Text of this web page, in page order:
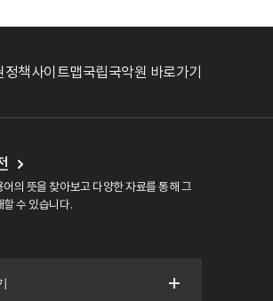
정책사이트맵국립국악원 바로가기
어의 뜻을 찾아보고 다양한 자료를 통해 그
할 수 있습니다.